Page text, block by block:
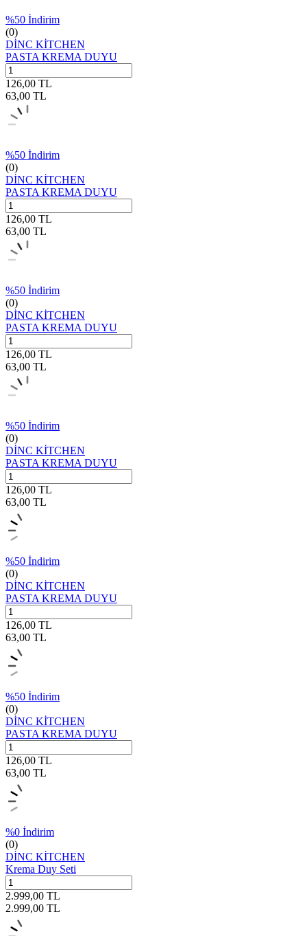
%50 İndirim
(0)
DİNC KİTCHEN
PASTA KREMA DUYU
126,00 TL
63,00 TL
%50 İndirim
(0)
DİNC KİTCHEN
PASTA KREMA DUYU
126,00 TL
63,00 TL
%50 İndirim
(0)
DİNC KİTCHEN
PASTA KREMA DUYU
126,00 TL
63,00 TL
%50 İndirim
(0)
DİNC KİTCHEN
PASTA KREMA DUYU
126,00 TL
63,00 TL
%50 İndirim
(0)
DİNC KİTCHEN
PASTA KREMA DUYU
126,00 TL
63,00 TL
%50 İndirim
(0)
DİNC KİTCHEN
PASTA KREMA DUYU
126,00 TL
63,00 TL
%0 İndirim
(0)
DİNC KİTCHEN
Krema Duy Seti
2.999,00 TL
2.999,00 TL